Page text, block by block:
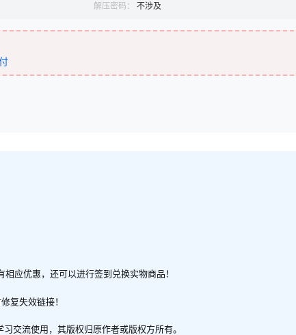
解压密码： 不涉及
应优惠，还可以进行签到兑换实物商品！
复失效链接！
交流使用，其版权归原作者或版权方所有。